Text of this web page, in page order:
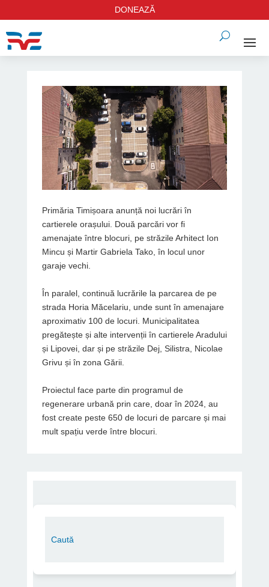
DONEAZĂ
Primăria Timișoara anunță noi lucrări în
cartierele orașului. Două parcări vor fi
amenajate între blocuri, pe străzile Arhitect Ion
Mincu și Martir Gabriela Tako, în locul unor
garaje vechi.
În paralel, continuă lucrările la parcarea de pe
strada Horia Măcelariu, unde sunt în amenajare
aproximativ 100 de locuri. Municipalitatea
pregătește și alte intervenții în cartierele Aradului
și Lipovei, dar și pe străzile Dej, Silistra, Nicolae
Grivu și în zona Gării.
Proiectul face parte din programul de
regenerare urbană prin care, doar în 2024, au
fost create peste 650 de locuri de parcare și mai
mult spațiu verde între blocuri.